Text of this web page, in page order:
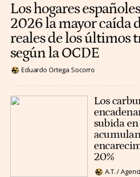
Los hogares
2026 la mayor caída
reales de los últimos
según la OCDE
Eduardo Ortega Socorro
Los
subida
20%
A.T. /